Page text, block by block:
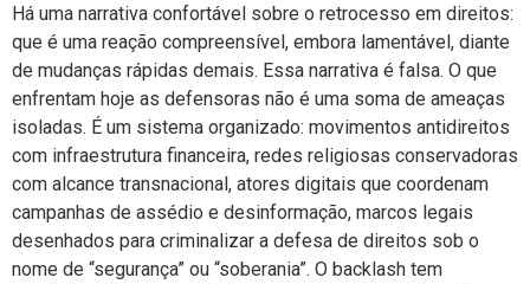
Há uma narrativa confortável sobre o retrocesso em direitos:
que é uma reação compreensível, embora lamentável, diante
de mudanças rápidas demais. Essa narrativa é falsa. O que
enfrentam hoje as defensoras não é uma soma de ameaças
isoladas. É um sistema organizado: movimentos antidireitos
com infraestrutura financeira, redes religiosas conservadoras
com alcance transnacional, atores digitais que coordenam
campanhas de assédio e desinformação, marcos legais
desenhados para criminalizar a defesa de direitos sob o
nome de “segurança” ou “soberania”. O backlash tem